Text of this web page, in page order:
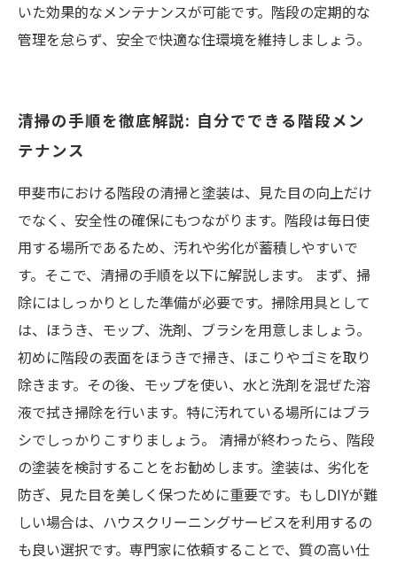
いた効果的なメンテナンスが可能です。階段の定期的な
管理を怠らず、安全で快適な住環境を維持しましょう。
清掃の手順を徹底解説: 自分でできる階段メン
テナンス
甲斐市における階段の清掃と塗装は、見た目の向上だけ
でなく、安全性の確保にもつながります。階段は毎日使
用する場所であるため、汚れや劣化が蓄積しやすいで
す。そこで、清掃の手順を以下に解説します。 まず、掃
除にはしっかりとした準備が必要です。掃除用具として
は、ほうき、モップ、洗剤、ブラシを用意しましょう。
初めに階段の表面をほうきで掃き、ほこりやゴミを取り
除きます。その後、モップを使い、水と洗剤を混ぜた溶
液で拭き掃除を行います。特に汚れている場所にはブラ
シでしっかりこすりましょう。 清掃が終わったら、階段
の塗装を検討することをお勧めします。塗装は、劣化を
防ぎ、見た目を美しく保つために重要です。もしDIYが難
しい場合は、ハウスクリーニングサービスを利用するの
も良い選択です。専門家に依頼することで、質の高い仕